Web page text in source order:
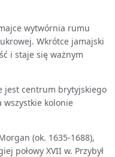
wytwórnia rumu
Wkrótce jamajski
i staje się ważnym
jest centrum brytyjskiego
wszystkie kolonie
(ok. 1635-1688),
połowy XVII w. Przybył